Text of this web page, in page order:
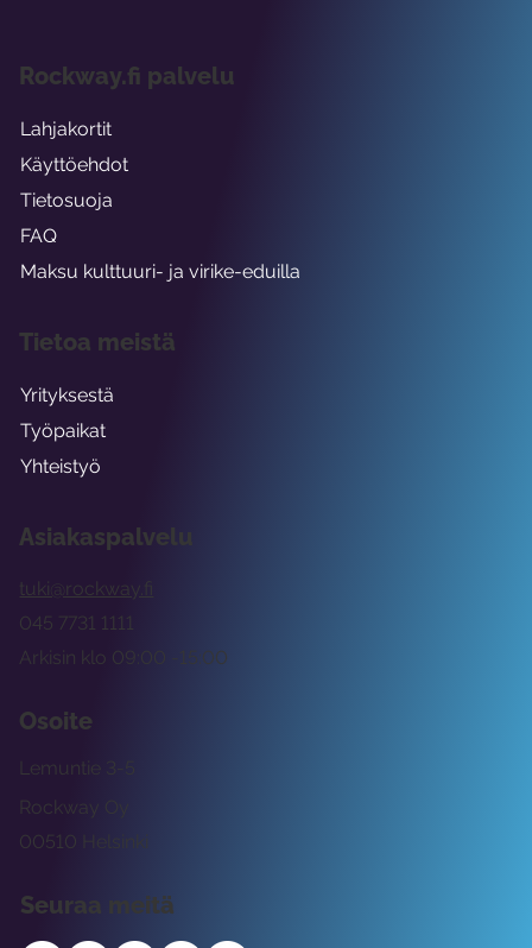
Asiakaspalvelu
tuki@rockway.fi
Arkisin klo 09:00 -15:00
045 7731 1111
Osoite
Rockway Oy
Lemuntie 3-5
00510 Helsinki
Seuraa meitä
Rockway.fi palvelu
Lahjakortit
Käyttöehdot
Tietosuoja
FAQ
Maksu kulttuuri- ja virike-eduilla
Tietoa meistä
Yrityksestä
Työpaikat
Yhteistyö